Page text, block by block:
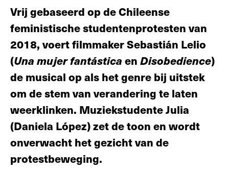
Vrij gebaseerd op de Chileense
feministische studentenprotesten van
2018, voert filmmaker Sebastián Lelio
(Una mujer fantástica en Disobedience)
de musical op als het genre bij uitstek
om de stem van verandering te laten
weerklinken. Muziekstudente Julia
(Daniela López) zet de toon en wordt
onverwacht het gezicht van de
protestbeweging.